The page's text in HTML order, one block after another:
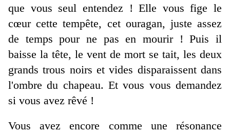
que vous seul entendez ! Elle vous fige le
cœur cette tempête, cet ouragan, juste assez
de temps pour ne pas en mourir ! Puis il
baisse la tête, le vent de mort se tait, les deux
grands trous noirs et vides disparaissent dans
l'ombre du chapeau. Et vous vous demandez
si vous avez rêvé !
Vous avez encore comme une résonance